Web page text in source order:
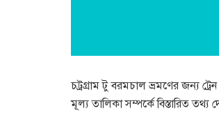
চট্রগ্রাম টু বরমচাল ভ্রমণের জন্য
মূল্য তালিকা সম্পর্কে বিস্তারিত তথ্য